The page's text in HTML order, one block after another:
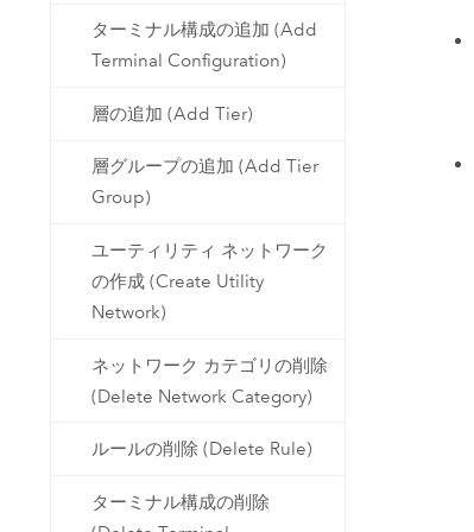
ターミナル構成の追加 (Add
Terminal Configuration)
層の追加 (Add Tier)
層グループの追加 (Add Tier
Group)
ユーティリティ ネットワーク
の作成 (Create Utility
Network)
ネットワーク カテゴリの削除
(Delete Network Category)
ルールの削除 (Delete Rule)
ターミナル構成の削除